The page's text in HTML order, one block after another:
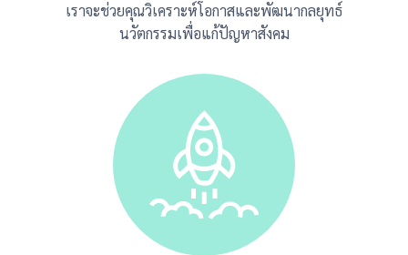
เราจะช่วยคุณวิเคราะห์โอกาสและพัฒนากลยุทธ์
นวัตกรรมเพื่อแก้ปัญหาสังคม